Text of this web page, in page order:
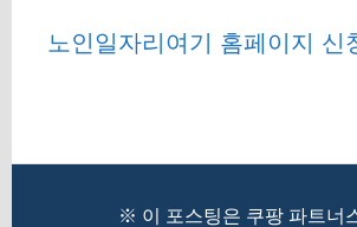
노인일자리여기 홈페이지 신
※ 이 포스팅은 쿠팡 파트너